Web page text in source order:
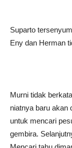
Suparto
Eny dan Herman
Murni tidak
niatnya baru akan
untuk mencari
gembira.